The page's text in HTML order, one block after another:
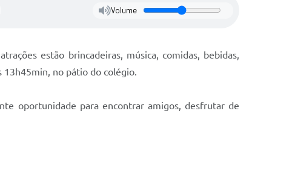
Volume
estão brincadeiras, música, comidas, bebidas,
13h45min, no pátio do colégio.
oportunidade para encontrar amigos, desfrutar de